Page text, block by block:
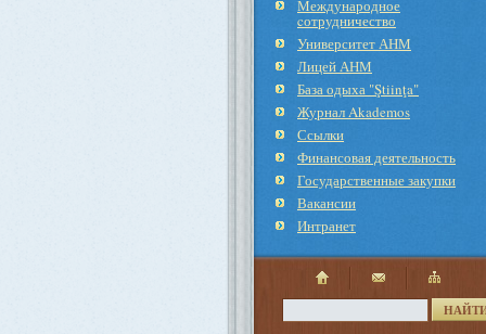
Международное
cотрудничество
Университет АНМ
Лицей АНМ
База одыха "Ştiinţa"
Журнал Akademos
Ссылки
Финансовая деятельность
Государственные закупки
Вакансии
Интранет